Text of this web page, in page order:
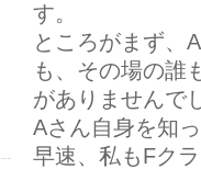
す。
ところがまず、
も、その場の誰
がありませんで
Aさん自身を知
早速、私もFク